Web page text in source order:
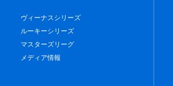
ヴィーナスシリーズ
ルーキーシリーズ
マスターズリーグ
メディア情報